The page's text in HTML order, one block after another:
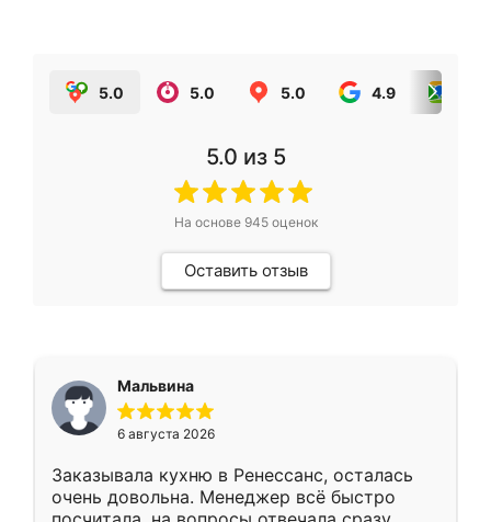
5.0 5.0 5.0 4.9
5.0 из 5
На основе 945оценок
Оставить отзыв
Мальвина
6 августа 2026
Заказывала кухню в Ренессанс, осталась
очень довольна. Менеджер всё быстро